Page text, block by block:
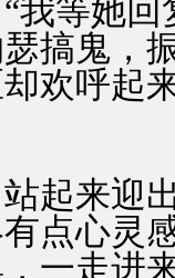
等她回
鬼，
呼起来
起来迎
点心灵
走进来